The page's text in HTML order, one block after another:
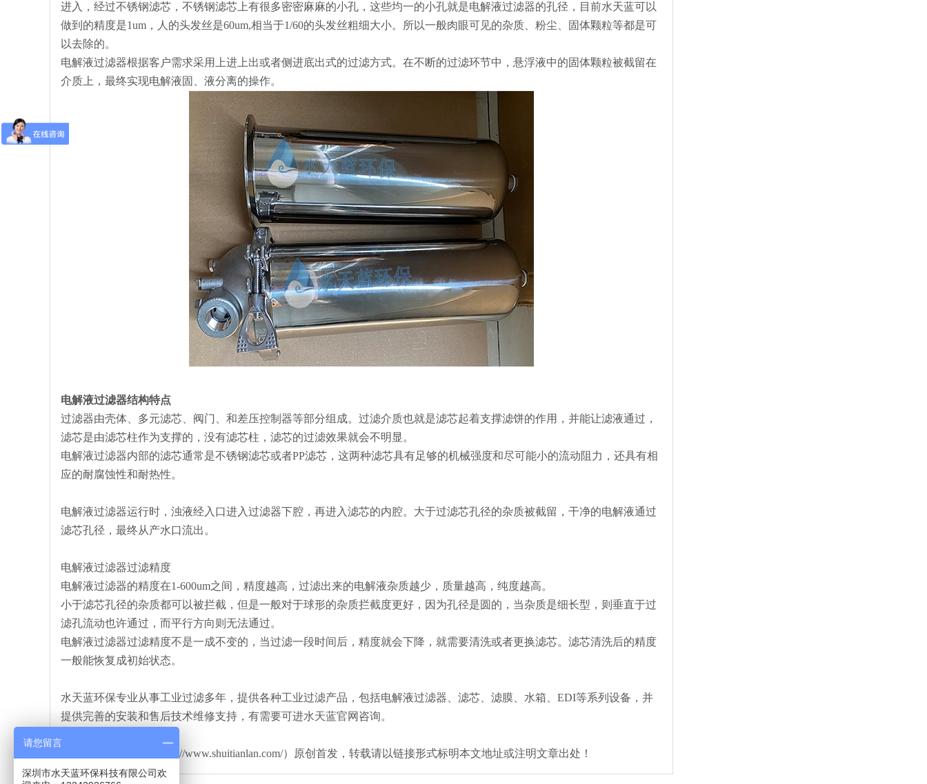
进入，经过不锈钢滤芯，不锈钢滤芯上有很多密密麻麻的小孔，这些均一的小孔就是电解液过滤器的孔径，目前水天蓝可以
做到的精度是1um，人的头发丝是60um,相当于1/60的头发丝粗细大小。所以一般肉眼可见的杂质、粉尘、固体颗粒等都是可
以去除的。
电解液过滤器根据客户需求采用上进上出或者侧进底出式的过滤方式。在不断的过滤环节中，悬浮液中的固体颗粒被截留在
介质上，最终实现电解液固、液分离的操作。
电解液过滤器结构特点
过滤器由壳体、多元滤芯、阀门、和差压控制器等部分组成。过滤介质也就是滤芯起着支撑滤饼的作用，并能让滤液通过，
滤芯是由滤芯柱作为支撑的，没有滤芯柱，滤芯的过滤效果就会不明显。
电解液过滤器内部的滤芯通常是不锈钢滤芯或者PP滤芯，这两种滤芯具有足够的机械强度和尽可能小的流动阻力，还具有相
应的耐腐蚀性和耐热性。
电解液过滤器运行时，浊液经入口进入过滤器下腔，再进入滤芯的内腔。大于过滤芯孔径的杂质被截留，干净的电解液通过
滤芯孔径，最终从产水口流出。
电解液过滤器过滤精度
电解液过滤器的精度在1-600um之间，精度越高，过滤出来的电解液杂质越少，质量越高，纯度越高。
小于滤芯孔径的杂质都可以被拦截，但是一般对于球形的杂质拦截度更好，因为孔径是圆的，当杂质是细长型，则垂直于过
滤孔流动也许通过，而平行方向则无法通过。
电解液过滤器过滤精度不是一成不变的，当过滤一段时间后，精度就会下降，就需要清洗或者更换滤芯。滤芯清洗后的精度
一般能恢复成初始状态。
水天蓝环保专业从事工业过滤多年，提供各种工业过滤产品，包括电解液过滤器、滤芯、滤膜、水箱、EDI等系列设备，并
提供完善的安装和售后技术维修支持，有需要可进水天蓝官网咨询。
本文由水天蓝环保（http://www.shuitianlan.com/）原创首发，转载请以链接形式标明本文地址或注明文章出处！
请您留言
深圳市水天蓝环保科技有限公司欢